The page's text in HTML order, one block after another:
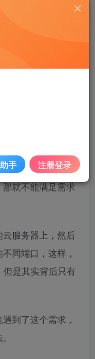
准备偶尔写点后台
，用这个云服务
80端口，如果我想
就不能满足需求
服务器上，然后
同端口，这样，
但是其实背后只有
到了这个需求，
手 注册登录